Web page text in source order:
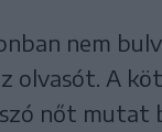
nem
olvasót. A
nőt mutat